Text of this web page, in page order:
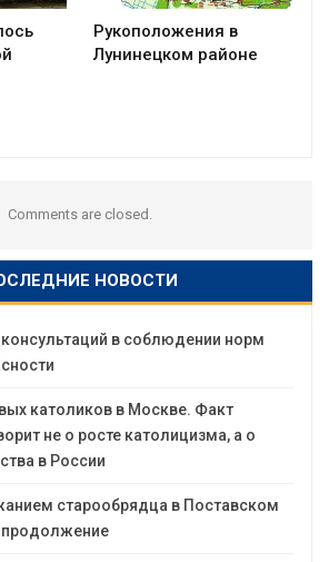
Рукоположения в
Лунинецком районе
Comments are closed.
НОВОСТИ
в соблюдении норм
католиков в Москве. Факт
не о росте католицизма, а о
в России
старообрядца в Поставском
продолжение